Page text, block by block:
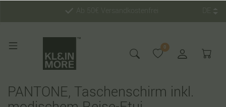
0
PANTONE, Taschenschirm inkl.